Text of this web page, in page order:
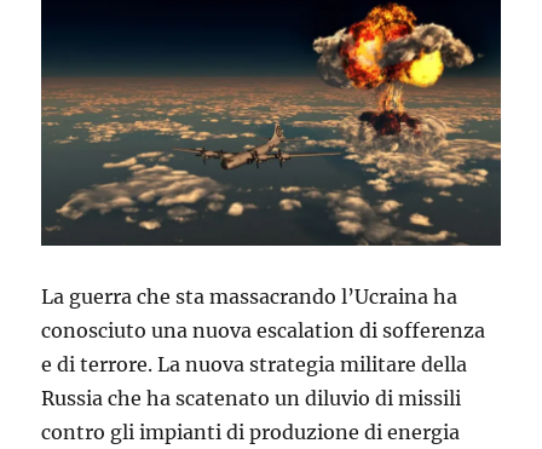
La guerra che sta massacrando l’Ucraina ha
conosciuto una nuova escalation di sofferenza
e di terrore. La nuova strategia militare della
Russia che ha scatenato un diluvio di missili
contro gli impianti di produzione di energia